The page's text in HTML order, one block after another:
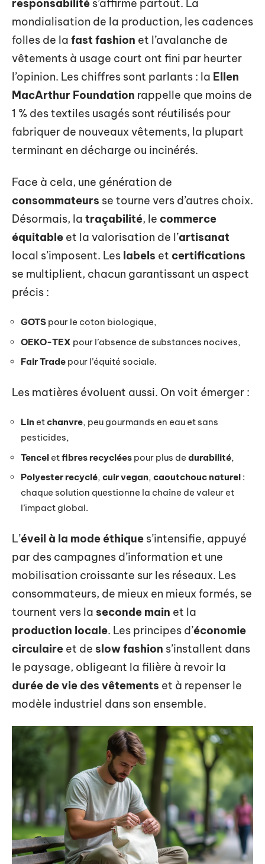
responsabilité s’affirme partout. La
mondialisation de la production, les cadences
folles de la fast fashion et l’avalanche de
vêtements à usage court ont fini par heurter
l’opinion. Les chiffres sont parlants : la Ellen
MacArthur Foundation rappelle que moins de
1 % des textiles usagés sont réutilisés pour
fabriquer de nouveaux vêtements, la plupart
terminant en décharge ou incinérés.
Face à cela, une génération de
consommateurs se tourne vers d’autres choix.
Désormais, la traçabilité, le commerce
équitable et la valorisation de l’artisanat
local s’imposent. Les labels et certifications
se multiplient, chacun garantissant un aspect
précis :
GOTS pour le coton biologique,
OEKO-TEX pour l’absence de substances nocives,
Fair Trade pour l’équité sociale.
Les matières évoluent aussi. On voit émerger :
Lin etchanvre, peu gourmands en eau et sans
pesticides,
Tencel etfibres recyclées pour plus de durabilité,
Polyester recyclé, cuir vegan, caoutchouc naturel :
chaque solution questionne la chaîne de valeur et
l’impact global.
L’éveil à la mode éthique s’intensifie, appuyé
par des campagnes d’information et une
mobilisation croissante sur les réseaux. Les
consommateurs, de mieux en mieux formés, se
tournent vers la seconde main et la
production locale. Les principes d’économie
circulaire et de slow fashion s’installent dans
le paysage, obligeant la filière à revoir la
durée de vie des vêtements et à repenser le
modèle industriel dans son ensemble.